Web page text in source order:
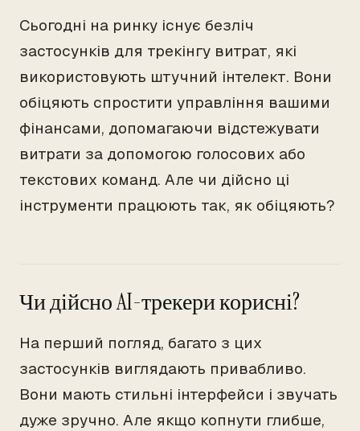
Сьогодні на ринку існує безліч
застосунків для трекінгу витрат, які
використовують штучний інтелект. Вони
обіцяють спростити управління вашими
фінансами, допомагаючи відстежувати
витрати за допомогою голосових або
текстових команд. Але чи дійсно ці
інструменти працюють так, як обіцяють?
Чи дійсно AI-трекери корисні?
На перший погляд, багато з цих
застосунків виглядають привабливо.
Вони мають стильні інтерфейси і звучать
дуже зручно. Але якщо копнути глибше,